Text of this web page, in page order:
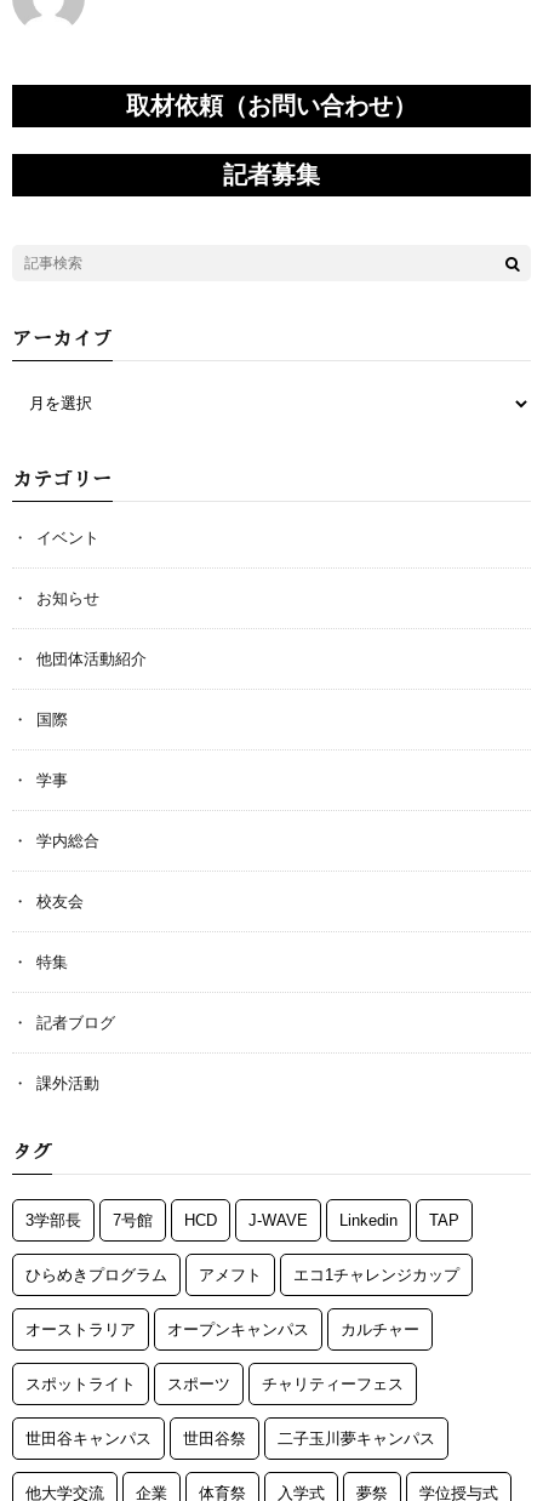
取材依頼（お問い合わせ）
記者募集
アーカイブ
カテゴリー
イベント
お知らせ
他団体活動紹介
国際
学事
学内総合
校友会
特集
記者ブログ
課外活動
タグ
3学部長 7号館 HCD J-WAVE Linkedin TAP
ひらめきプログラム アメフト エコ1チャレンジカップ
オーストラリア オープンキャンパス カルチャー
スポットライト スポーツ チャリティーフェス
世田谷キャンパス 世田谷祭 二子玉川夢キャンパス
他大学交流 企業 体育祭 入学式 夢祭 学位授与式